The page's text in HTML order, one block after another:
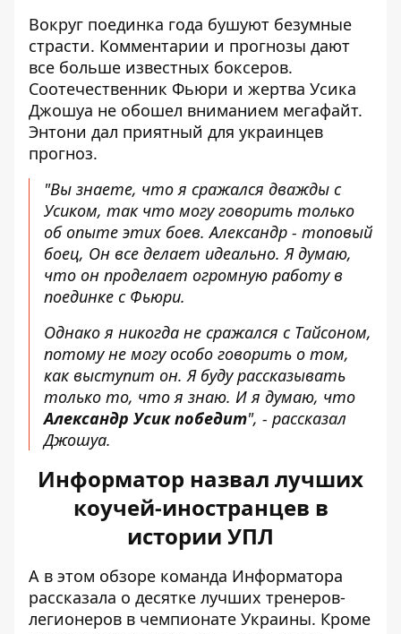
Вокруг поединка года бушуют безумные
страсти. Комментарии и прогнозы дают
все больше известных боксеров.
Соотечественник Фьюри и жертва Усика
Джошуа не обошел вниманием мегафайт.
Энтони дал приятный для украинцев
прогноз.
"Вы знаете, что я сражался дважды с
Усиком, так что могу говорить только
об опыте этих боев. Александр - топовый
боец, Он все делает идеально. Я думаю,
что он проделает огромную работу в
поединке с Фьюри.
Однако я никогда не сражался с Тайсоном,
потому не могу особо говорить о том,
как выступит он. Я буду рассказывать
только то, что я знаю. И я думаю, что
Александр Усик победит", - рассказал
Джошуа.
Информатор назвал лучших
коучей-иностранцев в
истории УПЛ
А в этом обзоре команда Информатора
рассказала о десятке лучших тренеров-
легионеров в чемпионате Украины. Кроме